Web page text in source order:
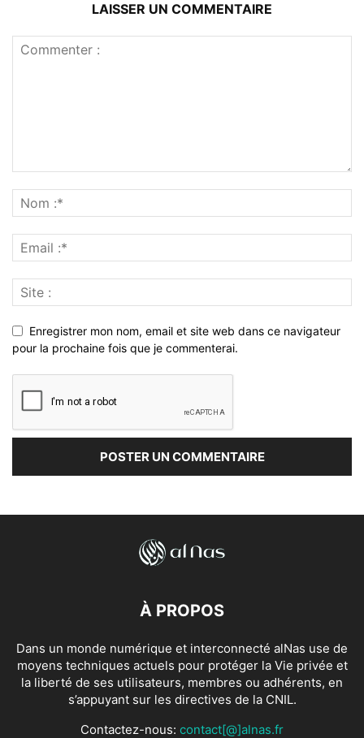
LAISSER UN COMMENTAIRE
Enregistrer mon nom, email et site web dans ce navigateur
pour la prochaine fois que je commenterai.
À PROPOS
Dans un monde numérique et interconnecté alNas use de
moyens techniques actuels pour protéger la Vie privée et
la liberté de ses utilisateurs, membres ou adhérents, en
s’appuyant sur les directives de la CNIL.
Contactez-nous: contact[@]alnas.fr